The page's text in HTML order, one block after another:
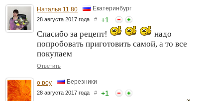
Наталья 11 80 Екатеринбург
28 августа 2017 года # +1
Спасибо за рецепт!
надо
попробовать приготовить самой, а то все
покупаем
Ответить
o poy Березники
28 августа 2017 года # +1